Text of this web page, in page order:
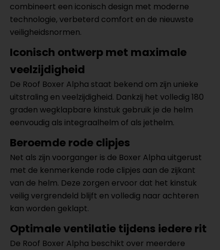
combineert een iconisch design met moderne
technologie, verbeterd comfort en de nieuwste
veiligheidsnormen.
Iconisch ontwerp met maximale
veelzijdigheid
De Roof Boxer Alpha staat bekend om zijn unieke
uitstraling en veelzijdigheid. Dankzij het volledig 180
graden wegklapbare kinstuk gebruik je de helm
eenvoudig als integraalhelm of als jethelm.
Beroemde rode clipjes
Net als zijn voorganger is de Boxer Alpha uitgerust
met de kenmerkende rode clipjes aan de zijkant
van de helm. Deze zorgen ervoor dat het kinstuk
veilig vergrendeld blijft en volledig naar achteren
kan worden geklapt.
Optimale ventilatie tijdens iedere rit
De Roof Boxer Alpha beschikt over meerdere